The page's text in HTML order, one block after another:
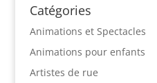
Catégories
Animations et Spectacles
Animations pour enfants
Artistes de rue